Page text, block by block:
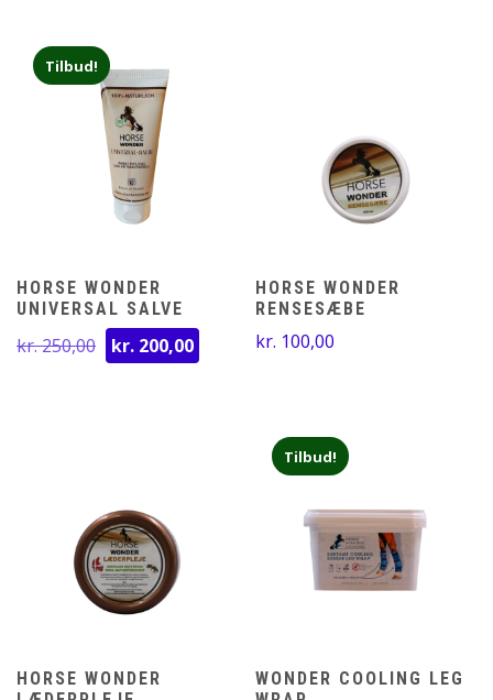
Tilbud!
HORSE WONDER
UNIVERSAL SALVE
kr.250,00
Den
oprindelige
kr. 200,00
kr. 200,00.
HORSE WONDER
RENSESÆBE
kr. 100,00
HORSE WONDER
Tilbud!
WONDER COOLING LEG